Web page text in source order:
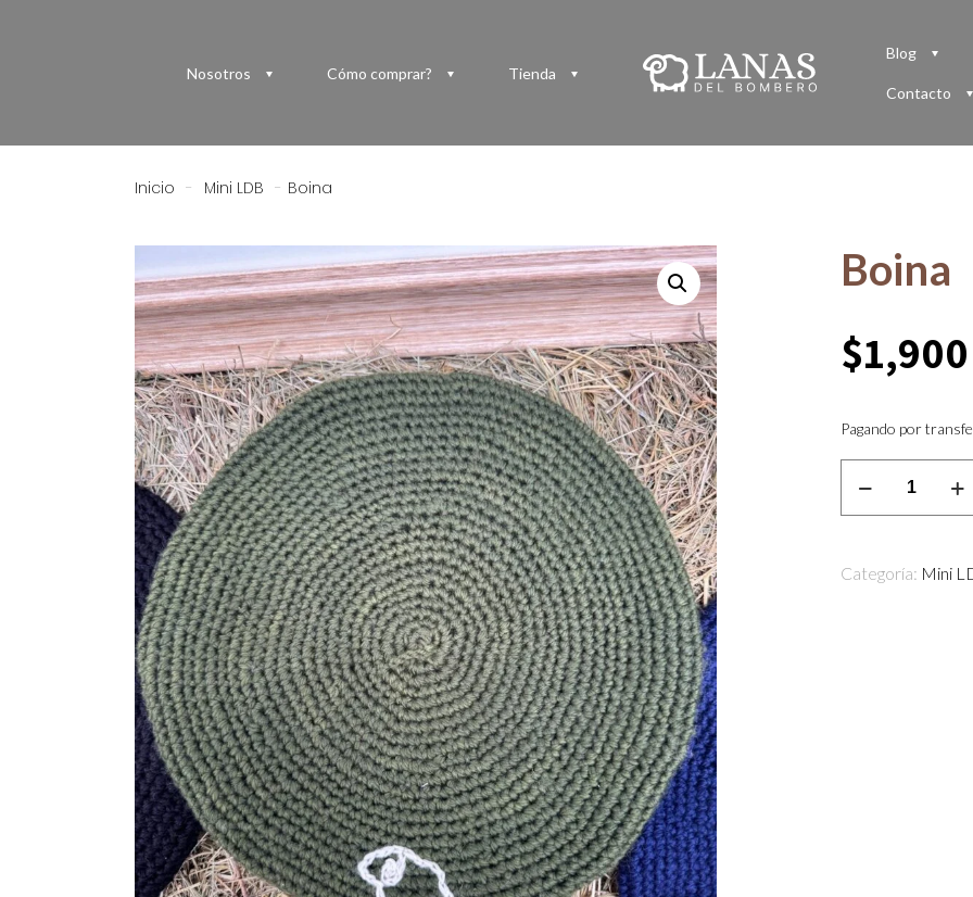
Nosotros Cómo comprar? Tienda
Blog
Contacto
Inicio - Mini LDB - Boina
Boina
$1,900
Pagando por
Categoría: Mini